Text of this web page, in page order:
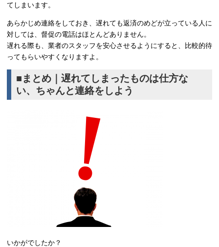
てしまいます。
あらかじめ連絡をしておき、遅れても返済のめどが立っている人に
対しては、督促の電話はほとんどありません。
遅れる際も、業者のスタッフを安心させるようにすると、比較的待
ってもらいやすくなりますよ。
■まとめ｜遅れてしまったものは仕方な
い、ちゃんと連絡をしよう
いかがでしたか？